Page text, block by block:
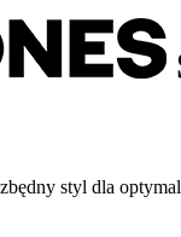
styl dla